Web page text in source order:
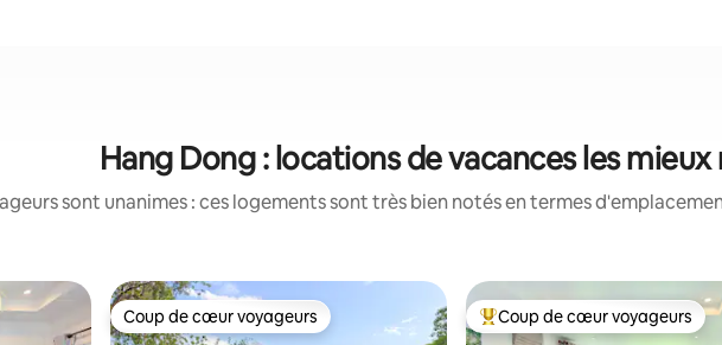
Hang Dong : locations de vacances les
sont unanimes : ces logements sont très bien notés en termes
appréciés Coup de cœur voyageurs
Coup de cœur voyageurs Coups de cœur voyageurs les
Coup de cœur voyageurs